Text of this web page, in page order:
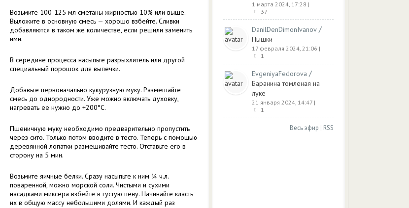
Возьмите 100-125 мл сметаны жирностью 10% или выше.
Выложите в основную смесь — хорошо взбейте. Сливки
добавляются в таком же количестве, если решили заменить
ими.
В середине процесса насыпьте разрыхлитель или другой
специальный порошок для выпечки.
Добавьте первоначально кукурузную муку. Размешайте
смесь до однородности. Уже можно включать духовку,
нагревать ее нужно до +200°С.
Пшеничную муку необходимо предварительно пропустить
через сито. Только потом вводите в тесто. Теперь с помощью
деревянной лопатки размешивайте тесто. Отставьте его в
сторону на 5 мин.
Возьмите яичные белки. Сразу насыпьте к ним ¼ ч.л.
поваренной, можно морской соли. Чистыми и сухими
насадками миксера взбейте в густую пену. Начинайте класть
их в общую массу небольшими долями. И каждый раз
1 марта 2024, 17:28 |
37
DanilDenDimonIvanov /
Пышки
17 февраля 2024, 21:06 |
1
EvgeniyaFedorova /
Баранина томленая на
луке
21 января 2024, 14:47 |
1
Весь эфир | RSS